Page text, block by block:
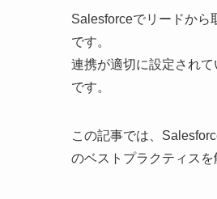
Salesforceでリードから
です。
連携が適切に設定され
です。
この記事では、
のベストプラクティスを